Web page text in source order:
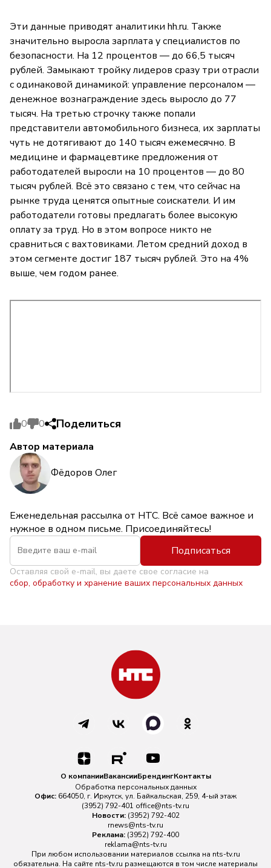
Эти данные приводят аналитики hh.ru. Также
значительно выросла зарплата у специалистов по
безопасности. На 12 процентов — до 66,5 тысяч
рублей. Замыкают тройку лидеров сразу три отрасли
с одинаковой динамикой: управление персоналом —
денежное вознаграждение здесь выросло до 77
тысяч. На третью строчку также попали
представители автомобильного бизнеса, их зарплаты
чуть не дотягивают до 140 тысяч ежемесячно. В
медицине и фармацевтике предложения от
работодателей выросли на 10 процентов — до 80
тысяч рублей. Всё это связано с тем, что сейчас на
рынке труда ценятся опытные соискатели. И им
работодатели готовы предлагать более высокую
оплату за труд. Но в этом вопросе никто не
сравниться с вахтовиками. Летом средний доход в
этом сегменте достиг 187 тысяч рублей. Это на 4%
выше, чем годом ранее.
0 0 Поделиться
Автор материала
Фёдоров Олег
Еженедельная рассылка от НТС. Всё самое важное и
нужное в одном письме. Присоединяйтесь!
Подписаться
Оставляя свой e-mail, вы даете свое согласие на
сбор, обработку и хранение ваших персональных данных
О компанииВакансииБрендингКонтакты
Обработка персональных данных
Офис: 664050, г. Иркутск, ул. Байкальская, 259, 4-ый этаж
(3952) 792-401 office@nts-tv.ru
Новости: (3952) 792-402
rnews@nts-tv.ru
Реклама: (3952) 792-400
reklama@nts-tv.ru
При любом использовании материалов ссылка на nts-tv.ru
обязательна. На сайте nts-tv.ru размещаются в том числе материалы